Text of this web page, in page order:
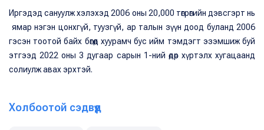
Иргэдэд сануулж хэлэхэд 2006 оны 20,000 төгрөгийн дэвсгэрт нь
ямар нэгэн цонхгүй, туузгүй, ар талын зүүн доод буланд 2006
гэсэн тоотой байх бөгөөд хуурамч бус ийм тэмдэгт эзэмшиж буй
этгээд 2022 оны 3 дугаар сарын 1-ний өдөр хүртэлх хугацаанд
солиулж авах эрхтэй.
Холбоотой сэдвүүд